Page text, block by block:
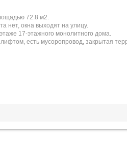
72.8 м2.
нет, окна выходят на улицу.
17-этажного монолитного дома.
есть мусоропровод, закрытая